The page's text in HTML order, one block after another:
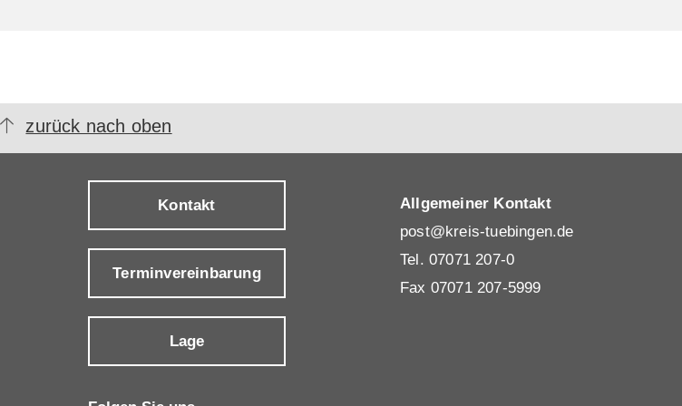
zurück nach oben
Kontakt
Terminvereinbarung
Lage
Allgemeiner Kontakt
post@kreis-tuebingen.de
Tel. 07071 207-0
Fax 07071 207-5999